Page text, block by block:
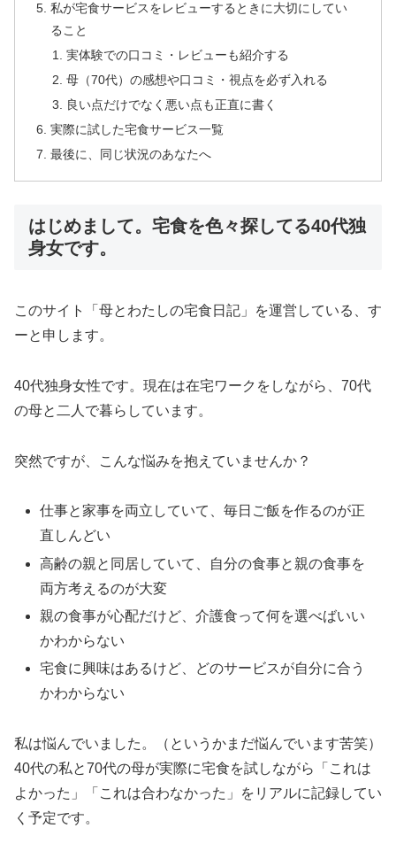
私が宅食サービスをレビューするときに大切にしてい
ること
実体験での口コミ・レビューも紹介する
母（70代）の感想や口コミ・視点を必ず入れる
良い点だけでなく悪い点も正直に書く
実際に試した宅食サービス一覧
最後に、同じ状況のあなたへ
はじめまして。宅食を色々探してる40代独
身女です。
このサイト「母とわたしの宅食日記」を運営している、す
ーと申します。
40代独身女性です。現在は在宅ワークをしながら、70代
の母と二人で暮らしています。
突然ですが、こんな悩みを抱えていませんか？
仕事と家事を両立していて、毎日ご飯を作るのが正
直しんどい
高齢の親と同居していて、自分の食事と親の食事を
両方考えるのが大変
親の食事が心配だけど、介護食って何を選べばいい
かわからない
宅食に興味はあるけど、どのサービスが自分に合う
かわからない
私は悩んでいました。（というかまだ悩んでいます苦笑）
40代の私と70代の母が実際に宅食を試しながら「これは
よかった」「これは合わなかった」をリアルに記録してい
く予定です。